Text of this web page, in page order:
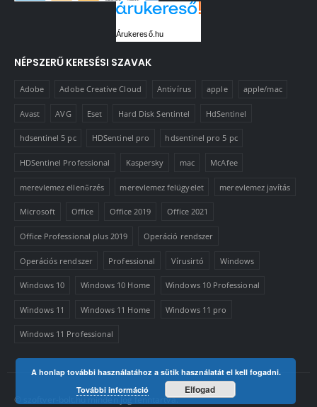
Árukereső.hu
NÉPSZERŰ KERESÉSI SZAVAK
Adobe Adobe Creative Cloud Antivírus apple apple/mac
Avast AVG Eset Hard Disk Sentintel HdSentinel
hdsentinel 5 pc HDSentinel pro hdsentinel pro 5 pc
HDSentinel Professional Kaspersky mac McAfee
merevlemez ellenőrzés merevlemez felügyelet merevlemez javítás
Microsoft Office Office 2019 Office 2021
Office Professional plus 2019 Operáció rendszer
Operációs rendszer Professional Vírusirtó Windows
Windows 10 Windows 10 Home Windows 10 Professional
Windows 11 Windows 11 Home Windows 11 pro
Windows 11 Professional
© szoftver-bolt.hu minden jog fenntartva.
A honlap további használatához a sütik használatát el kell fogadni.
További információ
Elfogad